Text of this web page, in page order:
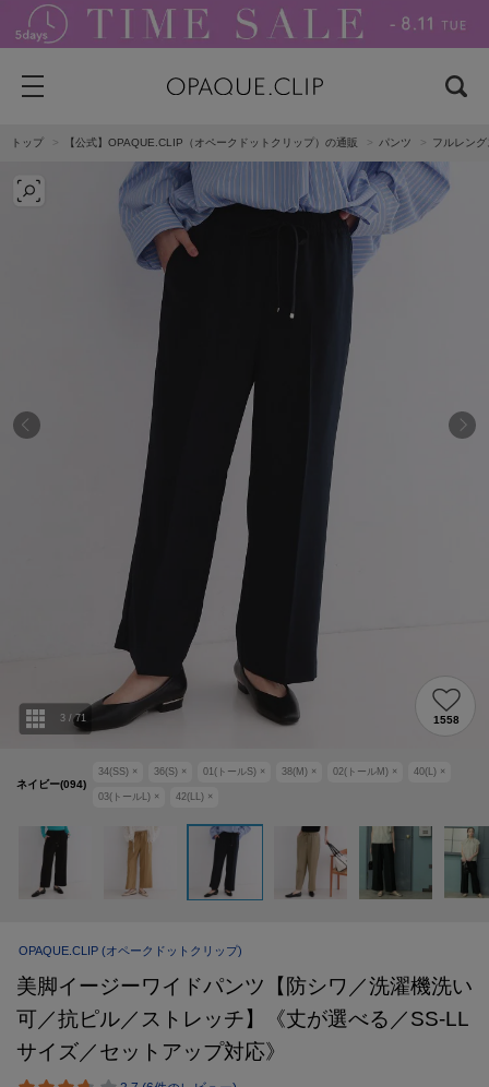
トップ 【公式】OPAQUE.CLIP（オペークドットクリップ）の通販 パンツ フルレン
ネイビー(094)
34(SS) × 36(S) × 01(トールS) × 38(M) × 02(トールM) × 40(L) ×
03(トールL) × 42(LL) ×
3 /71 1558
OPAQUE.CLIP (オペークドットクリップ)
美脚イージーワイドパンツ【防シワ／洗濯機洗い
可／抗ピル／ストレッチ】《丈が選べる／SS-LL
サイズ／セットアップ対応》